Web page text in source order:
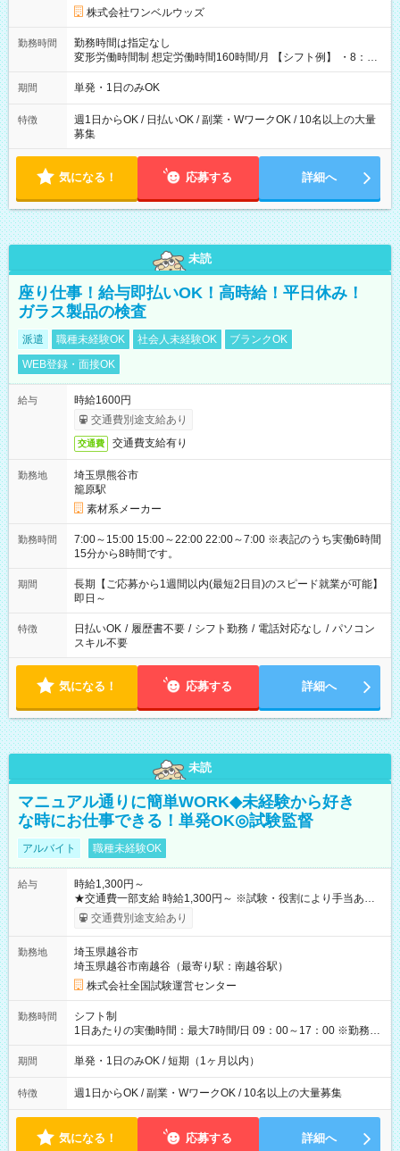
株式会社ワンベルウッズ
勤務時間
勤務時間は指定なし
変形労働時間制 想定労働時間160時間/月 【シフト例】 ・8：00
～21：00
期間 単発・1日のみOK
特徴
週1日からOK / 日払いOK / 副業・WワークOK / 10名以上の大量
募集
気になる！ 応募する 詳細へ
未読
座り仕事！給与即払いOK！高時給！平日休み！
ガラス製品の検査
派遣 職種未経験OK 社会人未経験OK
ブランクOK
WEB登録・面接OK
給与
時給1600円
交通費別途支給あり
交通費 交通費支給有り
勤務地
埼玉県熊谷市
籠原駅
素材系メーカー
勤務時間
7:00～15:00 15:00～22:00 22:00～7:00 ※表記のうち実働6時間
15分から8時間です。
期間
長期【ご応募から1週間以内(最短2日目)のスピード就業が可能】
即日～
特徴 日払いOK / 履歴書不要 / シフト勤務 / 電話対応なし / パソコン
スキル不要
気になる！ 応募する 詳細へ
未読
マニュアル通りに簡単WORK◆未経験から好き
な時にお仕事できる！単発OK◎試験監督
アルバイト 職種未経験OK
給与
時給1,300円～
★交通費一部支給 時給1,300円～ ※試験・役割により手当あり
※勤務回数により昇給あり 【即給（前払い）オプションあ
り！】 希望される場合、勤務から1週間ほどで給与の一部を受け
例】 ・河合塾模擬試験 8:30～17:30（休憩1時間） 時給1,300円
×8時間＝日収10,400円＋交通費 ※当日の役割により時給＋100
円の場合あり ・国家試験 7:00～13:30（休憩なし） 時給1,300
円（役割手当＋100円）×6時間＝日収8,400円＋交通費 【試用期
間】試用期間なし
交通費別途支給あり
勤務地
埼玉県越谷市
埼玉県越谷市南越谷（最寄り駅：南越谷駅）
株式会社全国試験運営センター
勤務時間
シフト制
1日あたりの実働時間：最大7時間/日 09：00～17：00 ※勤務時
間は 試験により異なります。
期間 単発・1日のみOK / 短期（1ヶ月以内）
特徴 週1日からOK / 副業・WワークOK / 10名以上の大量募集
気になる！ 応募する 詳細へ